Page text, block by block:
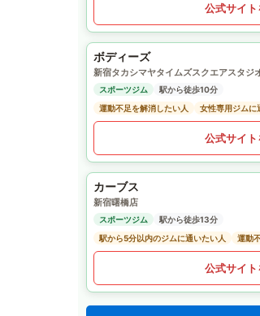
公式サイト
ボディーズ
新宿タカシマヤタイムズスクエアスタジ
スポーツジム
駅から徒歩10分
運動不足を解消したい人
女性専用ジムに
公式サイト
カーブス
新宿曙橋店
スポーツジム
駅から徒歩13分
駅から5分以内のジムに通いたい人
運動
公式サイト